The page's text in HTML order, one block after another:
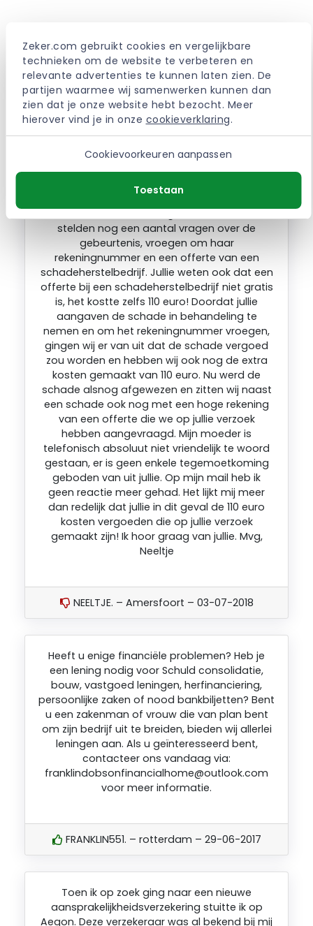
Zeker.com gebruikt cookies en vergelijkbare
technieken om de website te verbeteren en
relevante advertenties te kunnen laten zien. De
partijen waarmee wij samenwerken kunnen dan
zien dat je onze website hebt bezocht. Meer
hierover vind je in onze cookieverklaring.
Cookievoorkeuren aanpassen
Toestaan
Aansprakelijkheidsverzekeri
ng
Hoi Aegon, Eind mei heb ik een schade bij jullie
gemeld. Toen hebben jullie contact
opgenomen met de gedupeerde, mijn
moeder in dit geval. Na een paar keer heen en
stelden nog een aantal vragen over de
gebeurtenis, vroegen om haar
rekeningnummer en een offerte van een
schadeherstelbedrijf. Jullie weten ook dat een
offerte bij een schadeherstelbedrijf niet gratis
is, het kostte zelfs 110 euro! Doordat jullie
aangaven de schade in behandeling te
nemen en om het rekeningnummer vroegen,
gingen wij er van uit dat de schade vergoed
zou worden en hebben wij ook nog de extra
kosten gemaakt van 110 euro. Nu werd de
schade alsnog afgewezen en zitten wij naast
een schade ook nog met een hoge rekening
van een offerte die we op jullie verzoek
hebben aangevraagd. Mijn moeder is
telefonisch absoluut niet vriendelijk te woord
gestaan, er is geen enkele tegemoetkoming
geboden van uit jullie. Op mijn mail heb ik
geen reactie meer gehad. Het lijkt mij meer
dan redelijk dat jullie in dit geval de 110 euro
kosten vergoeden die op jullie verzoek
gemaakt zijn! Ik hoor graag van jullie. Mvg,
Neeltje
NEELTJE. – Amersfoort – 03-07-2018
Heeft u enige financiële problemen? Heb je
een lening nodig voor Schuld consolidatie,
bouw, vastgoed leningen, herfinanciering,
persoonlijke zaken of nood bankbiljetten? Bent
u een zakenman of vrouw die van plan bent
om zijn bedrijf uit te breiden, bieden wij allerlei
leningen aan. Als u geïnteresseerd bent,
contacteer ons vandaag via:
franklindobsonfinancialhome@outlook.com
voor meer informatie.
FRANKLIN551. – rotterdam – 29-06-2017
Toen ik op zoek ging naar een nieuwe
aansprakelijkheidsverzekering stuitte ik op
Aegon. Deze verzekeraar was al bekend bij mij